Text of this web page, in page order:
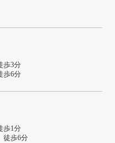
歩3分
6分
9分
9分
1分
歩6分